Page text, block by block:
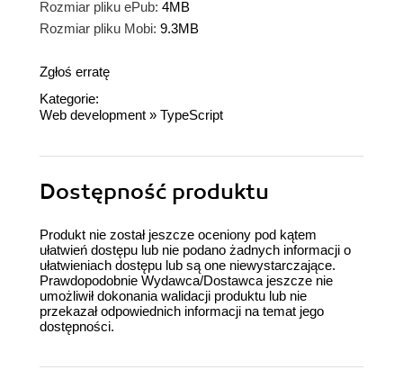
Rozmiar pliku ePub: 4MB
Rozmiar pliku Mobi: 9.3MB
Zgłoś erratę
Kategorie:
Web development » TypeScript
Dostępność produktu
Produkt nie został jeszcze oceniony pod kątem
ułatwień dostępu lub nie podano żadnych informacji o
ułatwieniach dostępu lub są one niewystarczające.
Prawdopodobnie Wydawca/Dostawca jeszcze nie
umożliwił dokonania walidacji produktu lub nie
przekazał odpowiednich informacji na temat jego
dostępności.